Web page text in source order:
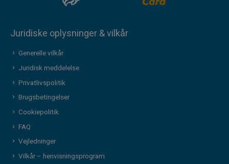
Juridiske oplysninger & vilkår
Generelle vilkår
Juridisk meddelelse
Privatlivspolitik
Brugsbetingelser
Cookiepolitik
FAQ
Vejledninger
Vilkår – henvisningsprogram